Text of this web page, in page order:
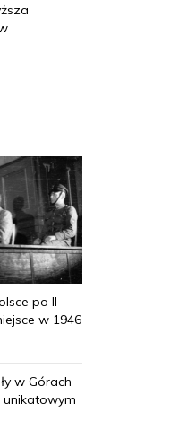
po II
w 1946
w Górach
unikatowym